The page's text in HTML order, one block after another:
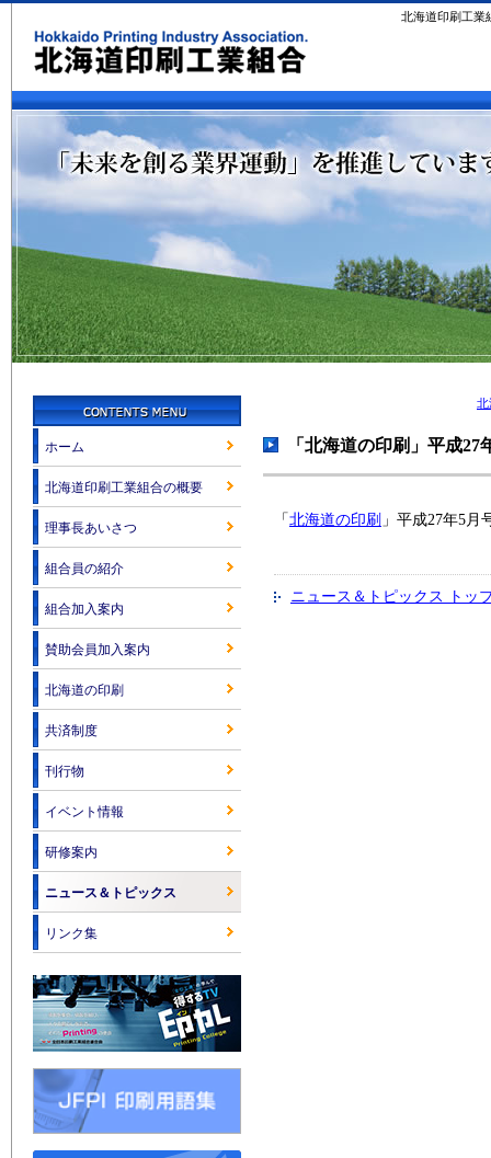
北海道印刷工業
北
「北海道の印刷」平成
「 北海道の印刷 」平成27年5
ニュース＆トピックス トッ
ホーム
北海道印刷工業組合の概要
理事長あいさつ
組合員の紹介
組合加入案内
賛助会員加入案内
北海道の印刷
共済制度
刊行物
イベント情報
研修案内
ニュース＆トピックス
リンク集